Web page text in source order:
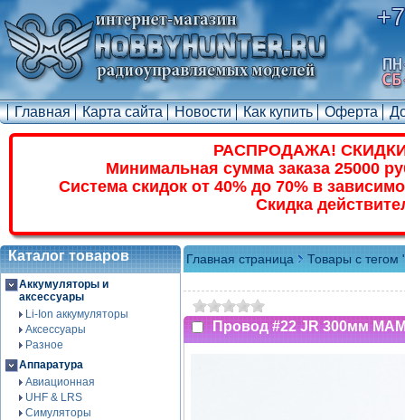
Главная Карта сайта Новости Как купить Оферта
РАСПРОДАЖА!
Минимальная сумма заказа 25000
Система скидок от 40% до 70% в
Скидка
Каталог товаров
Аккумуляторы и
аксессуары
Li-Ion аккумуляторы
Аксессуары
Разное
Аппаратура
Авиационная
UHF & LRS
Симуляторы
Главная страница Товары с тегом
Провод #22 JR 300мм